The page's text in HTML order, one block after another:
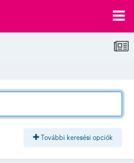
További keresési opciók